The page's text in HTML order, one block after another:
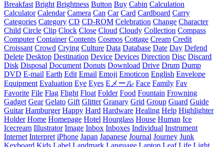
Breakfast Bright Brightness Button Buy Cabin Calculation
Calculator Calendar Camera Can Car Card Cardboard Carry
Categories Category CD CD-ROM Celebration Change Character
Child Circle Clip Clock Close Cloud Cloudy Collection Compass
Computer Container Contents Cosmos Cottage Cream Credit
Croissant Crowd Crying Culture Data Database Date Day Defend
Delete Desktop Destination Device Devices Direction Disc Discard
Disk Disposal Document Donuts Download Drive Drum Dump
DVD E-mail Earth Edit Email Emoji Emoticon English Envelope
Equipment Evaluation Eye Eyes Eメール Face Family Fav
Favorite File Flag Flight Float Folder Food Fountain Frowning
Gadget Gear Gelato Gift Glitter Granary Grid Group Guard Guide
Guitar Hamburger Happy Hard Hardware Healing Help Highlighter
Holder Home Homepage Hotel Hourglass House Human Ice
Icecream Illustrator Image Inbox Inboxes Individual Instrument
Internet Interpret iPhone Japan Japanese Journal Journey Junk
Keyboard Kids Label Landmark Language Laptop Leaf Life Light